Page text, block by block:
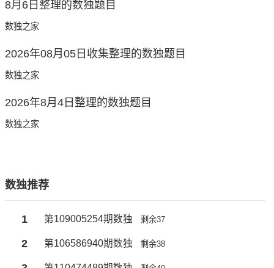
8月6日整理的数独题目
数独之家
2026年08月05日收集整理的数独题目
数独之家
2026年8月4日整理的数独题目
数独之家
数独推荐
1 第109005254期数独 剩余37
2 第106586940期数独 剩余38